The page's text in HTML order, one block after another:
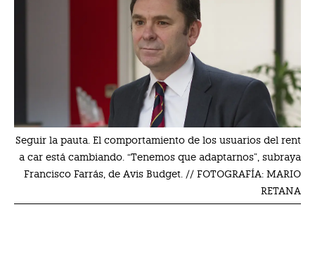
Seguir la pauta. El comportamiento de los usuarios del rent
a car está cambiando. “Tenemos que adaptarnos”, subraya
Francisco Farrás, de Avis Budget. // FOTOGRAFÍA: MARIO
RETANA